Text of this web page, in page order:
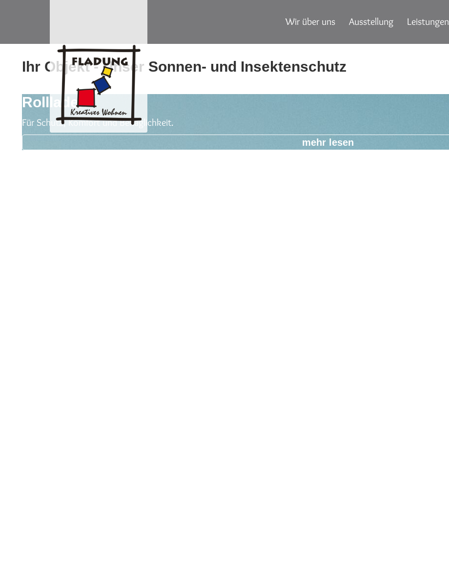
Wir über uns Ausstellung Leistungen
Ihr Objekt - Unser Sonnen- und Insektenschutz
Rollladen
Für Schutz, Komfort und Behaglichkeit.
mehr lesen